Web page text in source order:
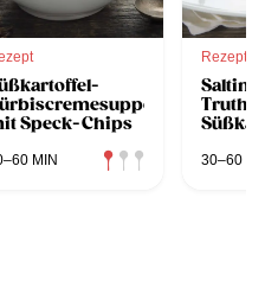
Speck-Chips
MIN
Rezept
30–60